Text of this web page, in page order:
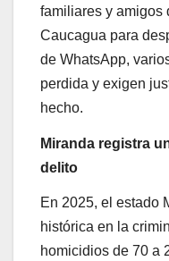
familiares y amigos
Caucagua para
de WhatsApp,
perdida y exigen
hecho.
Miranda registra
delito
En 2025, el estado
histórica en la
homicidios de 70 a